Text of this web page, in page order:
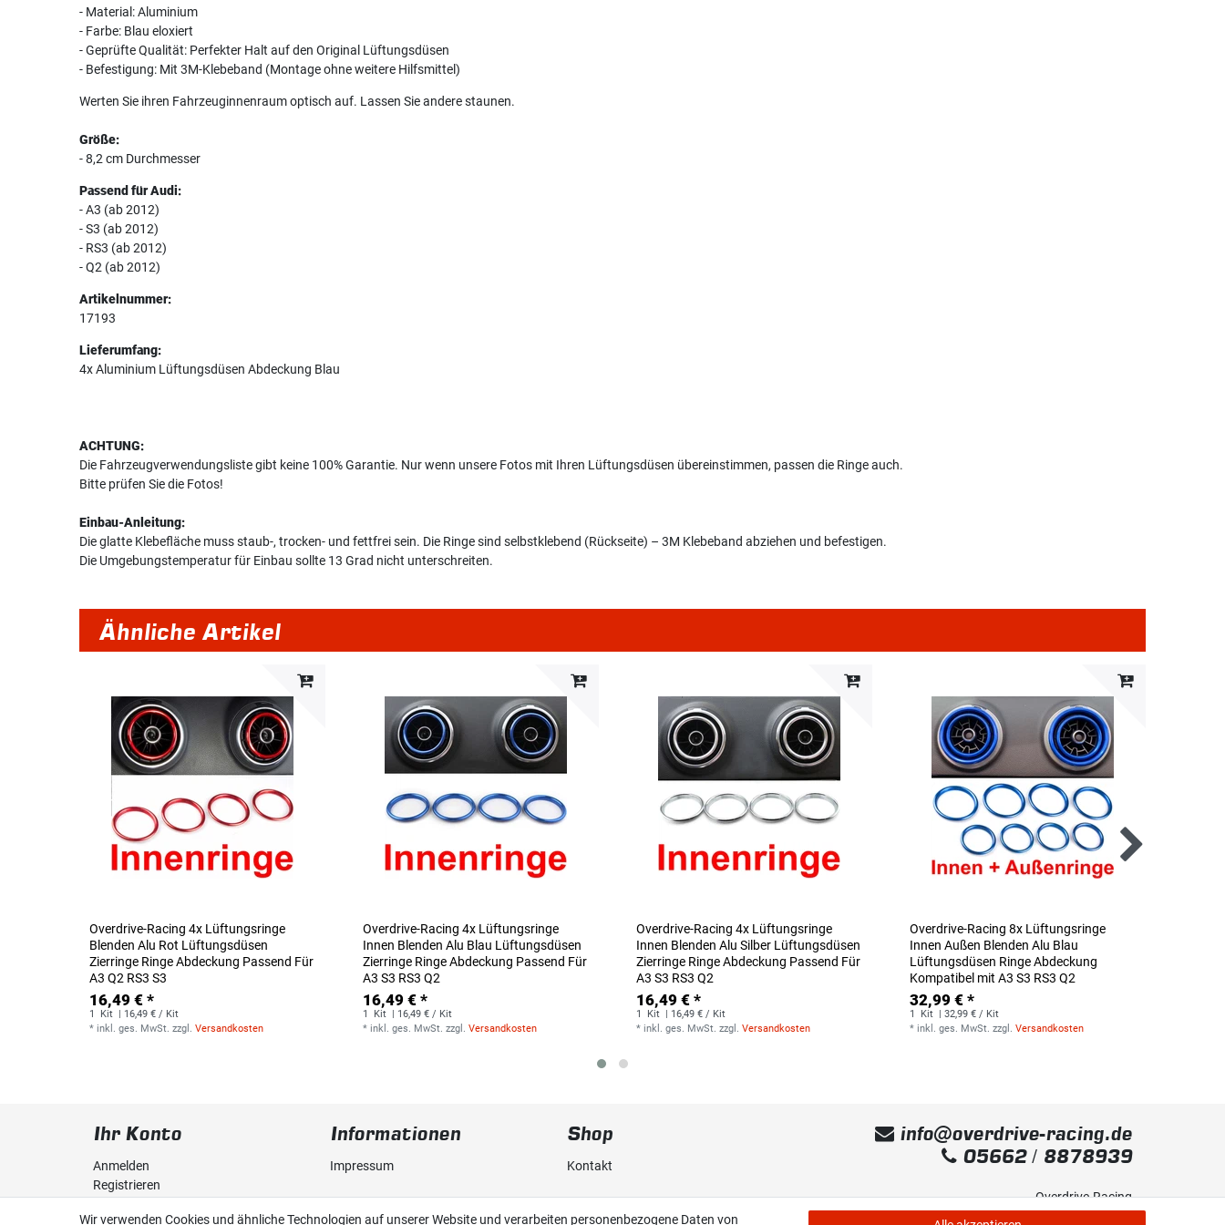
- Material: Aluminium
- Farbe: Blau eloxiert
- Geprüfte Qualität: Perfekter Halt auf den Original Lüftungsdüsen
- Befestigung: Mit 3M-Klebeband (Montage ohne weitere Hilfsmittel)
Werten Sie ihren Fahrzeuginnenraum optisch auf. Lassen Sie andere staunen.
Größe:
- 8,2 cm Durchmesser
Passend für Audi:
- A3 (ab 2012)
- S3 (ab 2012)
- RS3 (ab 2012)
- Q2 (ab 2012)
Artikelnummer:
17193
Lieferumfang:
4x Aluminium Lüftungsdüsen Abdeckung Blau
ACHTUNG:
Die Fahrzeugverwendungsliste gibt keine 100% Garantie. Nur wenn unsere Fotos mit Ihren Lüftungsdüsen übereinstimmen, passen die Ringe auch.
Bitte prüfen Sie die Fotos!
Einbau-Anleitung:
Die glatte Klebefläche muss staub-, trocken- und fettfrei sein. Die Ringe sind selbstklebend (Rückseite) – 3M Klebeband abziehen und befestigen.
Die Umgebungstemperatur für Einbau sollte 13 Grad nicht unterschreiten.
Ähnliche Artikel
Overdrive-Racing 4x Lüftungsringe
Blenden Alu Rot Lüftungsdüsen
Zierringe Ringe Abdeckung Passend Für
A3 Q2 RS3 S3
16,49 € *
1 Kit
| 16,49 € / Kit
* inkl. ges. MwSt. zzgl.Versandkosten
Overdrive-Racing 4x Lüftungsringe
Innen Blenden Alu Blau Lüftungsdüsen
Zierringe Ringe Abdeckung Passend Für
A3 S3 RS3 Q2
16,49 € *
1 Kit
| 16,49 € / Kit
* inkl. ges. MwSt. zzgl.Versandkosten
Overdrive-Racing 4x Lüftungsringe
Innen Blenden Alu Silber Lüftungsdüsen
Zierringe Ringe Abdeckung Passend Für
A3 S3 RS3 Q2
16,49 € *
1 Kit
| 16,49 € / Kit
* inkl. ges. MwSt. zzgl.Versandkosten
Overdrive-Racing 8x Lüftungsringe
Innen Außen Blenden Alu Blau
Lüftungsdüsen Ringe Abdeckung
Kompatibel mit A3 S3 RS3 Q2
32,99 € *
1 Kit
| 32,99 € / Kit
* inkl. ges. MwSt. zzgl.Versandkosten
Ihr Konto
Anmelden
Registrieren
Informationen
Impressum
Shop
Kontakt
info@overdrive-racing.de
05662 / 8878939
Overdrive-Racing
Wir verwenden Cookies und ähnliche Technologien auf unserer Website und verarbeiten personenbezogene Daten von